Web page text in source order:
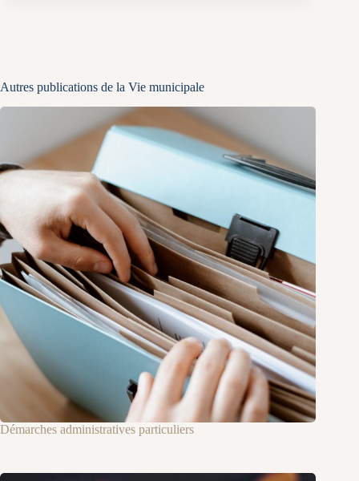
Autres publications de la Vie municipale
Démarches administratives particuliers